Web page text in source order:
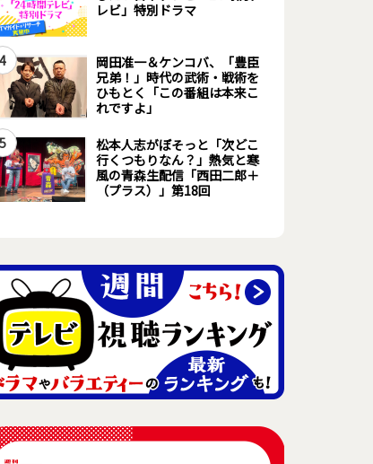
レビ」特別ドラマ
4
岡田准一＆ケンコバ、「豊臣
兄弟！」時代の武術・戦術を
ひもとく「この番組は本来こ
れですよ」
5
松本人志がぼそっと「次どこ
行くつもりなん？」熱気と寒
風の青森生配信「西田二郎＋
（プラス）」第18回